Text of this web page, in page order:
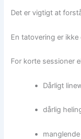
Det er vigtigt at
En tatovering er ikke
For korte sessioner
Dårligt
dårlig